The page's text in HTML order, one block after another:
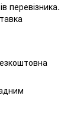
перевізника.